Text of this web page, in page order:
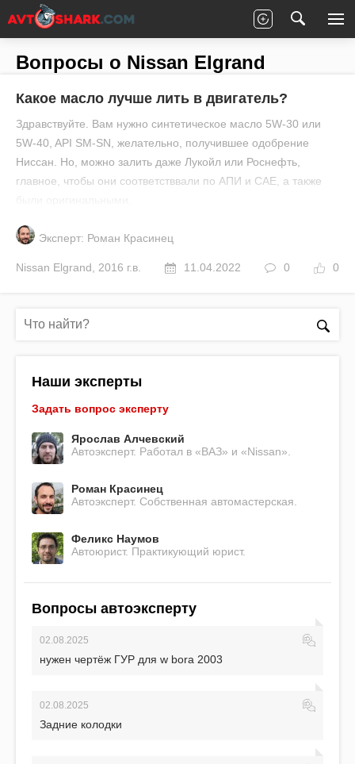
Главная Все вопросы Elgrand
Вопросы о Nissan Elgrand
Какое масло лучше лить в двигатель?
Здравствуйте. Вам нужно синтетическое масло 5W-30 или
5W-40, API SM-SN, желательно, получившее одобрение
Ниссан. Но, можно залить даже Лукойл или Роснефть,
главное, чтобы они соответстввали по АПИ и САЕ, а также
Эксперт: Роман Красинец
Nissan Elgrand 2016 г.в. 11.04.2022 0 0
Наши эксперты
Задать вопрос эксперту
Ярослав Алчевский
Автоэксперт. Работал в «ВАЗ» и «Nissan».
Роман Красинец
Автоэксперт. Собственная автомастерская.
Феликс Наумов
Автоюрист. Практикующий юрист.
Вопросы автоэксперту
02.08.2025
нужен чертёж ГУР для w bora 2003
02.08.2025
Задние колодки